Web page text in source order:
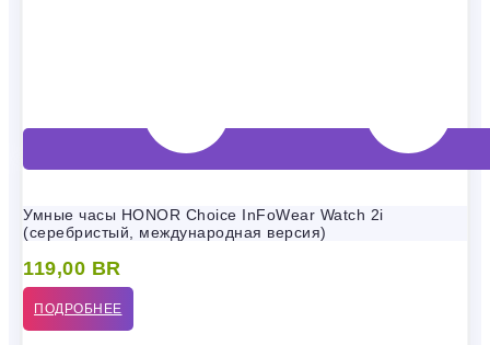
Умные часы HONOR Choice InFoWear Watch 2i
(серебристый, международная версия)
119,00 BR
ПОДРОБНЕЕ